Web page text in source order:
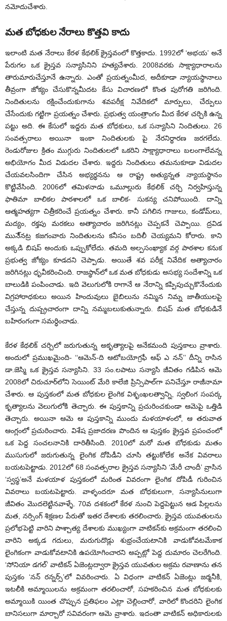
నమోదుచేశారు.
మత బోధకుల నేరాలు కొత్తవి కాదు
ఇలాంటి మత నేరాలు కేరళ కేథలిక్ క్రైస్తవంలో కొత్తకాదు. 1992లో ‘అభయ’ అనే
పేరుగల ఒక క్రైస్తవ సన్యాసినిని హత్యచేశారు. 2008వరకు సాక్ష్యాధారాలను
తారుమారుచేస్తూనే ఉన్నారు. ఎంతో ప్రయత్నంమీద, అదీకూడా న్యాయస్థానాలు
తీవ్రంగా జోక్యం చేసుకొన్నమీదట కేసు విచారణలో కొంత పురోగతి జరిగింది.
నిందితులను రక్షించేందుకుగాను శవపరీక్ష నివేదికలో మార్పులు, చేర్పులు
చేసేందుకు గట్టిగా ప్రయత్నం చేశారు. ప్రభుత్వ యంత్రాంగం మీద కేరళ చర్చికి ఉన్న
పట్టు అది. ఈ కేసులో ఇద్దరు మత బోధకులు, ఒక సన్యాసిని నిందితులు. 26
సంవత్సరాలు అయినా ఇంకా నిందితులకు పై నేరనిర్ధారణ జరగలేదు.
రెండురోజుల క్రితం ముగ్గురు నిందితులలో ఒకరిని సాక్ష్యాధారాలు బలంగాలేవన్న
అభియోగం మీద విడుదల చేశారు. ఇద్దరు నిందితులు తమనుకూడా విడుదల
చేయవలసిందిగా చేసిన అభ్యర్థనను ఆ రాష్ట్ర అత్యున్నత న్యాయస్థానం
కొట్టివేసింది. 2006లో తమిళనాడు ఒమూల్లురు కేథలిక్ చర్చి నిర్వహిస్తున్న
ఫాతిమా బాలికల పాఠశాలలో ఒక బాలిక- సుకన్య చనిపోయింది. దాన్ని
ఆత్మహత్యగా చిత్రీకరించే ప్రయత్నం చేశారు. కానీ పగిలిన గాజులు, కండోమ్‌లు,
మద్యం, రక్తపు మరకలు అత్యాచారం జరిగినట్లు చెప్పకనే చెప్పాయి. ద్రవిడ
మునే్నట్ర కజగంవారు నిందితులను కనీసం బదిలీ చెయ్యమని కోరారు. కాని
అక్కడి బిషప్ అందుకు ఒప్పుకోలేదు. తమది అల్పసంఖ్యాక వర్గ పాఠశాల కనుక
ప్రభుత్వ జోక్యం కూడదని చెప్పాడు. అయితే శవ పరీక్ష నివేదిక అత్యాచారం
జరిగినట్లు ధృవీకరించింది. రాజస్థాన్‌లో ఒక మత బోధకుడు అసభ్య సందేశాన్ని ఒక
బాలుడికి పంపించాడు. ఇది వెలుగులోకి రాగానే ఆ నేరాన్ని కప్పిపుచ్చుకొనేందుకు
విగ్రహారాధకులు అయిన హిందువులు బైబిలును నమ్మిన నిమ్న జాతీయులపై
చేస్తున్న దుష్ప్రచారంగా దాన్ని నమ్మబలుకుతున్నారు. బిషప్ మత బోధకుడినే
బహిరంగంగా సమర్ధించాడు.
కేరళ కేథలిక్ చర్చిలో జరుగుతున్న అకృత్యాలపై అనేకమంది పుస్తకాలు వ్రాశారు.
అందులో ప్రముఖమైంది- ‘‘ఆమెన్-ది ఆటోబయోగ్రఫీ ఆఫ్ ఎ నన్’’ దీన్ని రాసిన
డా.జెస్మి ఒక క్రైస్తవ సన్యాసిని. 33 సం.లపాటు సన్యాసి జీవితం గడిపిన ఆమె
2008లో చిరుచూర్‌లోని సెయింట్ మేరి కాలేజి ప్రిన్సిపాల్‌గా పనిచేస్తూ రాజీనామా
చేశారు. ఆ పుస్తకంలో మత బోధకుల లైంగిక విశృంఖలత్వాన్ని, స్వలింగ సంపర్క
కృత్యాలను వెలుగులోకి తెచ్చారు. ఈ పుస్తకాన్ని ప్రచురించకుండా ఆమెపై ఒత్తిడి
తెచ్చారు. అయినా ఆమె ఆ పుస్తకాన్ని ముందు మళయాళంలో, ఆ తరువాత
ఆంగ్లంలో ప్రచురించారు. విశేష ప్రజాదరణ పొందిన ఆ పుస్తకం క్రైస్తవ ప్రపంచంలో
ఒక పెద్ద సంచలనానికి దారితీసింది. 2010లో మరో మత బోధకుడు మతం
ముసుగులో జరుగుతున్న లైంగిక దోపిడీని చూసి తట్టుకోలేక అనేక వివరాలు
బయటపెట్టాడు. 2012లో 68 సంవత్సరాల క్రైస్తవ సన్యాసిని ‘మేరీ చాందీ’ వ్రాసిన
‘స్వస్థ’అనే మళయాళ పుస్తకంలో మరింత వివరంగా లైంగిక దోపిడీ గురించిన
వివరాలు బయటపెట్టారు. వాళ్ళందరూ మత బోధకులుగా, సన్యాసినులుగా
జీవితం మొదలెట్టినవాళ్ళే. 70వ దశకంలో కేరళ నుంచి పెద్దపెట్టున ఆడ పిల్లలను
మత, నర్సింగ్ శిక్షణల పేరుతో ఇతర దేశాలకు తరలించారు. క్రైస్తవ యువతులను
ప్రలోభపెట్టి వారిని పాశ్చాత్య దేశాలకు ముఖ్యంగా వాటికన్‌కు అక్రమంగా తరలించి
వారిని అక్కడ గదులు, మరుగుదొడ్లు శుభ్రంచేయటానికి వాడుకోవటమేకాక
లైంగికంగా వాడుకోవటానికి ఉపయోగించారని అప్పట్లో పెద్ద దుమారం చెలరేగింది.
‘సోనియా డగల్’ వాటికన్ ఏజెంట్లద్వారా క్రైస్తవ యువతుల అక్రమ రవాణాను తన
పుస్తకం ‘నన్ రన్నర్స్’లో వివరించారు. ఏ విధంగా వాటికన్ ఏజెంట్లు జర్మనీకి,
ఇటలీకి అమ్మాయిలను అక్రమంగా తరలించారో, సహకరించిన మత బోధకులకు
అమ్మాయికి యింత చొప్పున ప్రతిఫలం ఎట్లా చెల్లించారో, వారిలో కొందరిని లైంగిక
బానిసలుగా మార్చారో సవివరంగా ఆమె వ్రాశారు. ఇదంతా వాటికన్ అధికారులకు